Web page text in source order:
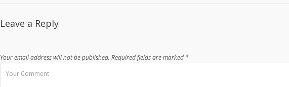
Leave a Reply
Your email address will not be published. Required fields are marked *